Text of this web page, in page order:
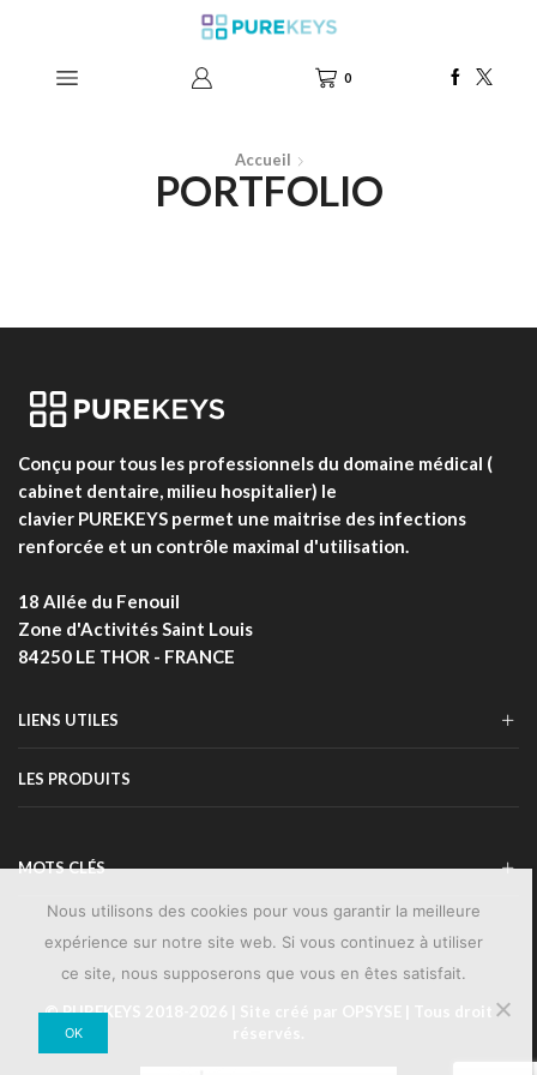
0
Accueil
PORTFOLIO
Conçu pour tous les professionnels du domaine médical (
cabinet dentaire, milieu hospitalier) le
clavier PUREKEYS permet une maitrise des infections
renforcée et un contrôle maximal d'utilisation.
18 Allée du Fenouil
Zone d'Activités Saint Louis
84250 LE THOR - FRANCE
LIENS UTILES
LES PRODUITS
MOTS CLÉS
© PUREKEYS 2018-2026 | Site créé par
Nous utilisons des cookies pour vous garantir la meilleure
expérience sur notre site web. Si vous continuez à utiliser
ce site, nous supposerons que vous en êtes satisfait.
OK